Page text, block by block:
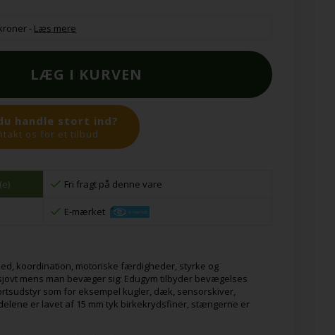
- Læs mere
handle stort ind?
os for et tilbud.
Fri fragt på denne vare
E-mærket
koordination, motoriske færdigheder, styrke og
mens man bevæger sig: Edugym tilbyder bevægelses
som for eksempel kugler, dæk, sensorskiver,
er lavet af 15 mm tyk birkekrydsfiner, stængerne er